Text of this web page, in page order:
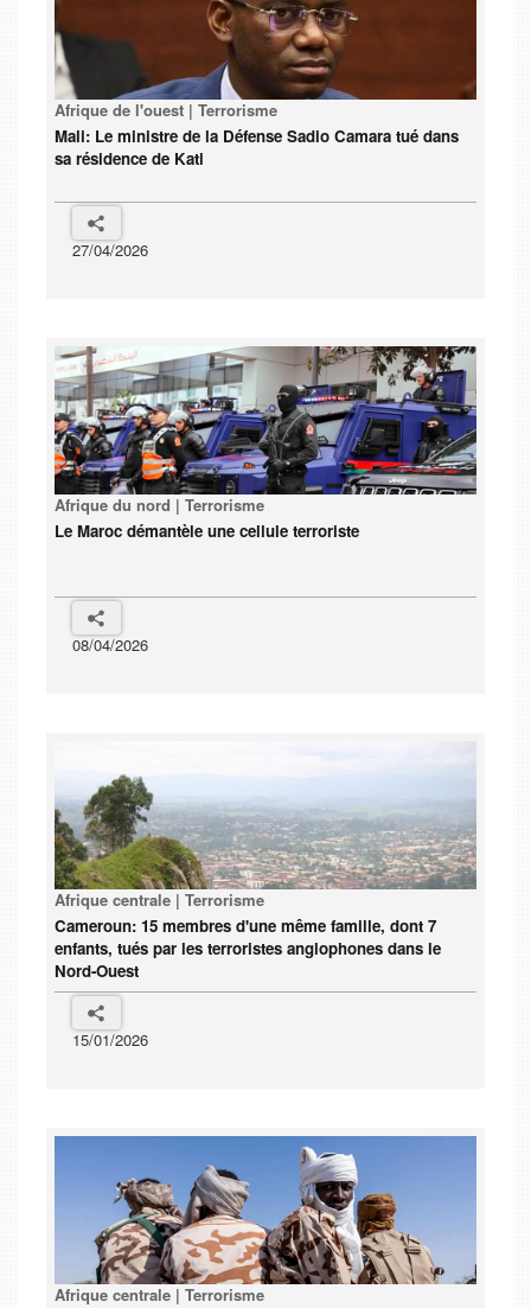
Afrique de l'ouest | Terrorisme
Mali: Le ministre de la Défense Sadio Camara tué dans
sa résidence de Kati
27/04/2026
Afrique du nord | Terrorisme
Le Maroc démantèle une cellule terroriste
08/04/2026
Afrique centrale | Terrorisme
Cameroun: 15 membres d'une même famille, dont 7
enfants, tués par les terroristes anglophones dans le
Nord-Ouest
15/01/2026
Afrique centrale | Terrorisme